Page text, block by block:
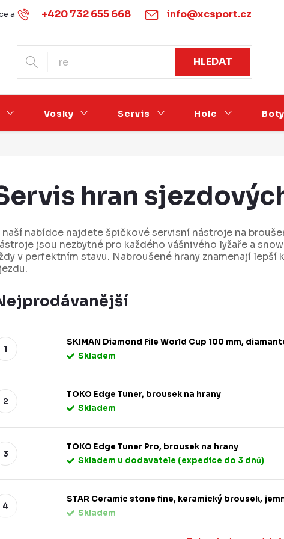
+420 732 655 668 info@xcsport.cz
a vrácení Obchodní podmínky Ochrana osobních údajů
HLEDAT
Vosky Servis Hole Boty
hran
naší nabídce najdete špičkové servisní nástroje na
jsou nezbytné pro každého vášnivého lyžaře a
v perfektním stavu. Nabroušené hrany znamenají
SKIMAN Diamond File World Cup 100 mm,
Skladem
TOKO Edge Tuner, brousek na hrany
Skladem
TOKO Edge Tuner Pro, brousek na hrany
Skladem u dodavatele (expedice do 3 dnů)
STAR Ceramic stone fine, keramický brousek,
Skladem